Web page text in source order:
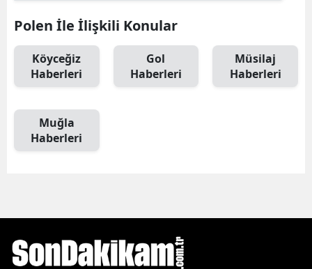
Polen İle İlişkili Konular
Köyceğiz
Haberleri
Gol
Haberleri
Müsilaj
Haberleri
Muğla
Haberleri